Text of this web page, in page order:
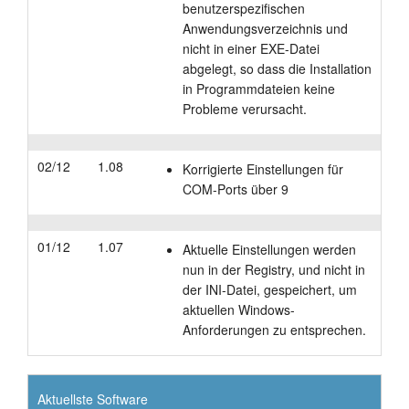
benutzerspezifischen
Anwendungsverzeichnis und
nicht in einer EXE-Datei
abgelegt, so dass die Installation
in Programmdateien keine
Probleme verursacht.
02/12 1.08
Korrigierte Einstellungen für
COM-Ports über 9
01/12 1.07
Aktuelle Einstellungen werden
nun in der Registry, und nicht in
der INI-Datei, gespeichert, um
aktuellen Windows-
Anforderungen zu entsprechen.
Aktuellste Software